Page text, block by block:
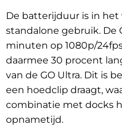
De batterijduur is in het
standalone gebruik. De
minuten op 1080p/
daarmee 30 procent
van de GO Ultra. Dit is
een hoedclip draagt,
combinatie met docks
opnametijd.